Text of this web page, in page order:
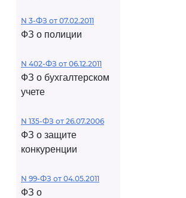
N 3-ФЗ от 07.02.2011
ФЗ о полиции
N 402-ФЗ от 06.12.2011
ФЗ о бухгалтерском
учете
N 135-ФЗ от 26.07.2006
ФЗ о защите
конкуренции
N 99-ФЗ от 04.05.2011
ФЗ о